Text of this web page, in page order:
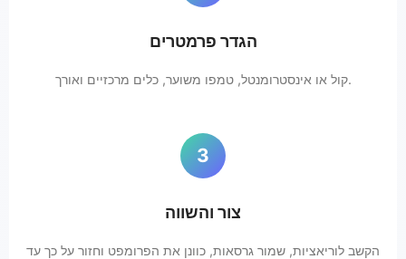
הגדר פרמטרים
קול או אינסטרומנטל, טמפו משוער, כלים מרכזיים ואורך.
3
צור והשווה
הקשב לוריאציות, שמור גרסאות, כוונן את הפרומפט וחזור על כך עד